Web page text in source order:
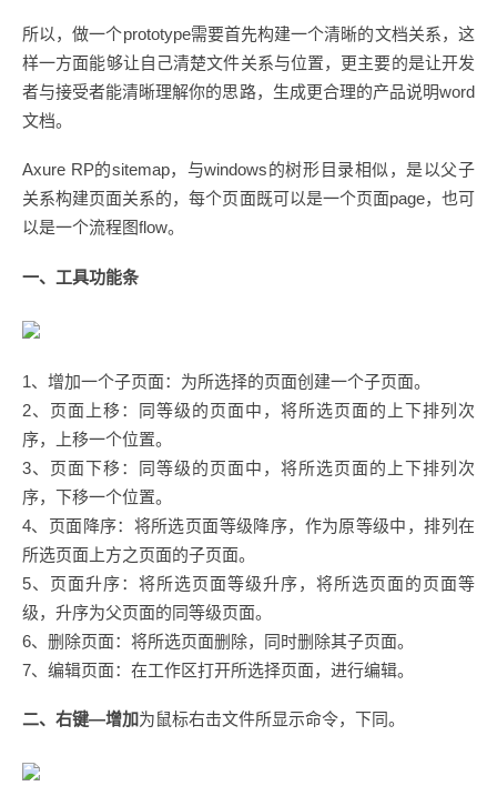
所以，做一个prototype需要首先构建一个清晰的文档关系，这
样一方面能够让自己清楚文件关系与位置，更主要的是让开发
者与接受者能清晰理解你的思路，生成更合理的产品说明word
文档。
Axure RP的sitemap，与windows的树形目录相似，是以父子
关系构建页面关系的，每个页面既可以是一个页面page，也可
以是一个流程图flow。
一、工具功能条
1、增加一个子页面：为所选择的页面创建一个子页面。
2、页面上移：同等级的页面中，将所选页面的上下排列次
序，上移一个位置。
3、页面下移：同等级的页面中，将所选页面的上下排列次
序，下移一个位置。
4、页面降序：将所选页面等级降序，作为原等级中，排列在
所选页面上方之页面的子页面。
5、页面升序：将所选页面等级升序，将所选页面的页面等
级，升序为父页面的同等级页面。
6、删除页面：将所选页面删除，同时删除其子页面。
7、编辑页面：在工作区打开所选择页面，进行编辑。
二、右键—增加为鼠标右击文件所显示命令，下同。